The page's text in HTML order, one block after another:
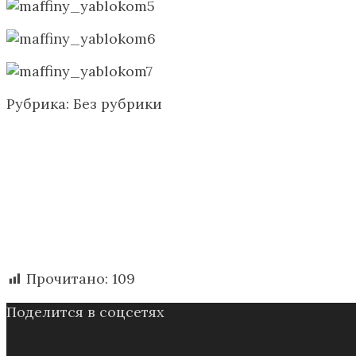
Рубрика: Без рубрики
Прочитано: 109
Поделится в соцсетях